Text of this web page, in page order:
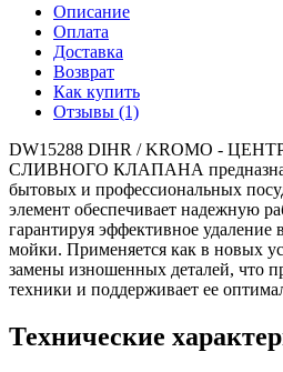
Описание
Оплата
Доставка
Возврат
Как купить
Отзывы (1)
DW15288 DIHR / KROMO -
СЛИВНОГО КЛАПАНА
бытовых и профессиональных
элемент обеспечивает надежную
гарантируя эффективное удаление
мойки. Применяется как в новых
замены изношенных деталей, что
техники и поддерживает ее
Технические